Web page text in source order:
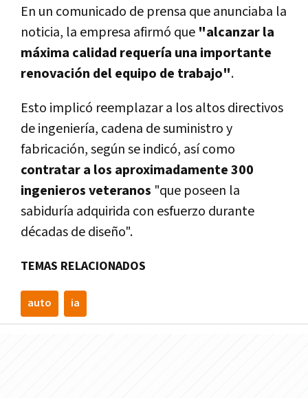
En un comunicado de prensa que anunciaba la
noticia, la empresa afirmó que "alcanzar la
máxima calidad requería una importante
renovación del equipo de trabajo".
Esto implicó reemplazar a los altos directivos
de ingeniería, cadena de suministro y
fabricación, según se indicó, así como
contratar a los aproximadamente 300
ingenieros veteranos "que poseen la
sabiduría adquirida con esfuerzo durante
décadas de diseño".
TEMAS RELACIONADOS
auto ia